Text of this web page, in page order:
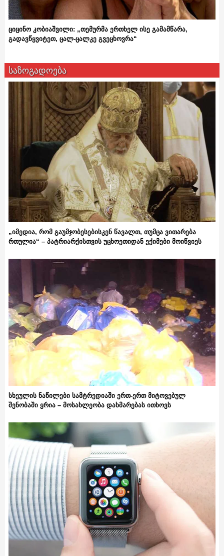
ციცინო კობიაშვილი: „თემურმა ერთხელ ისე გამამწარა,
გადავწყვიტეთ, ცალ-ცალკე გვეცხოვრა“
საზოგადოება
„იმედია, რომ გაუმჯობესებისკენ წავალთ, თუმცა ვითარება
რთულია“ – პატრიარქისთვის უცხოეთიდან ექიმები მოიწვიეს
სხეულის ნაწილები სამტრედიაში ერთ-ერთ მიტოვებულ
შენობაში ყრია – მოსახლეობა დახმარებას ითხოვს